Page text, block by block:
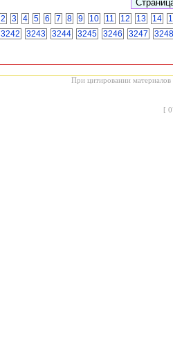
2 3 4 5 6 7 8 9 10 11 12 13 14
3242 3243 3244 3245 3246 3247 3248
При цитировании материалов
[